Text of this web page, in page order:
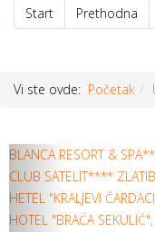
Start Prethodna
Vi ste ovde: Početak
BLANCA RESORT &
CLUB SATELIT****
HETEL "KRALJEVI
HOTEL "BRAĆA
Prethodni
članak